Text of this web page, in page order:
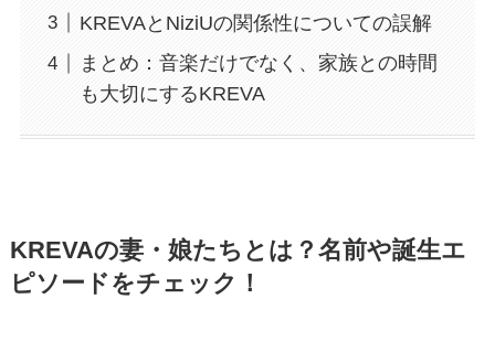
KREVAとNiziUの関係性についての誤解
まとめ：音楽だけでなく、家族との時間
も大切にするKREVA
KREVAの妻・娘たちとは？名前や誕生エ
ピソードをチェック！